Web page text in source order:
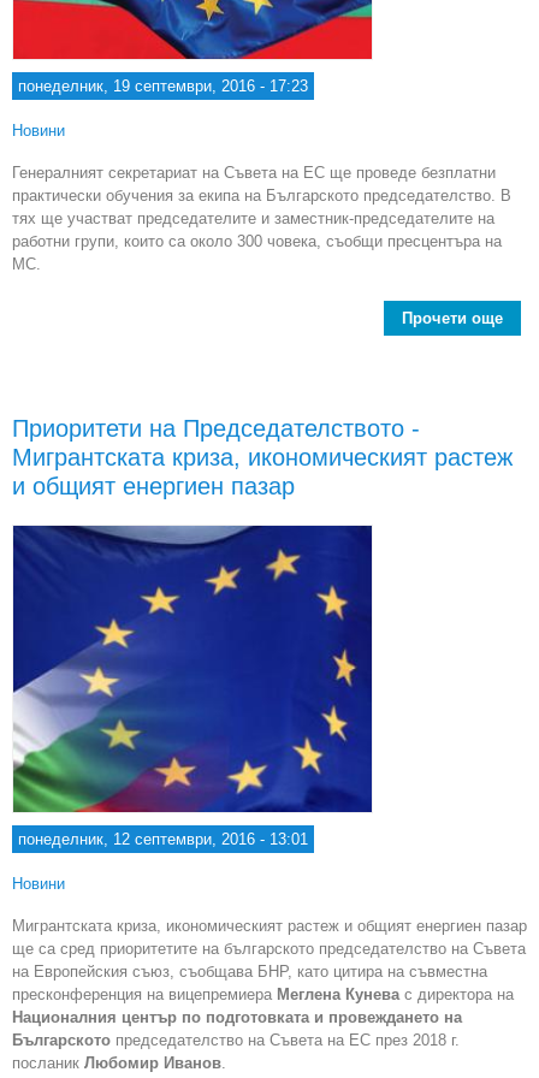
понеделник, 19 септември, 2016 - 17:23
Новини
Генералният секретариат на Съвета на ЕС ще проведе безплатни
практически обучения за екипа на Българското председателство. В
тях ще участват председателите и заместник-председателите на
работни групи, които са около 300 човека, съобщи пресцентъра на
МС.
Прочети още
Приоритети на Председателството -
Мигрантската криза, икономическият растеж
и общият енергиен пазар
понеделник, 12 септември, 2016 - 13:01
Новини
Мигрантската криза, икономическият растеж и общият енергиен пазар
ще са сред приоритетите на българското председателство на Съвета
на Европейския съюз, съобщава БНР, като цитира на съвместна
пресконференция на вицепремиера Меглена Куневас директора на
Националния център по подготовката и провеждането на
Българското председателство на Съвета на ЕС през 2018 г.
посланик Любомир Иванов.